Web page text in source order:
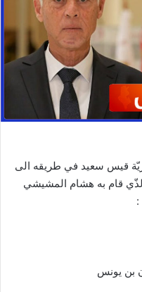
قيس سعيد في طريقه الى
الذّي قام به هشام المشيشي
بن يونس